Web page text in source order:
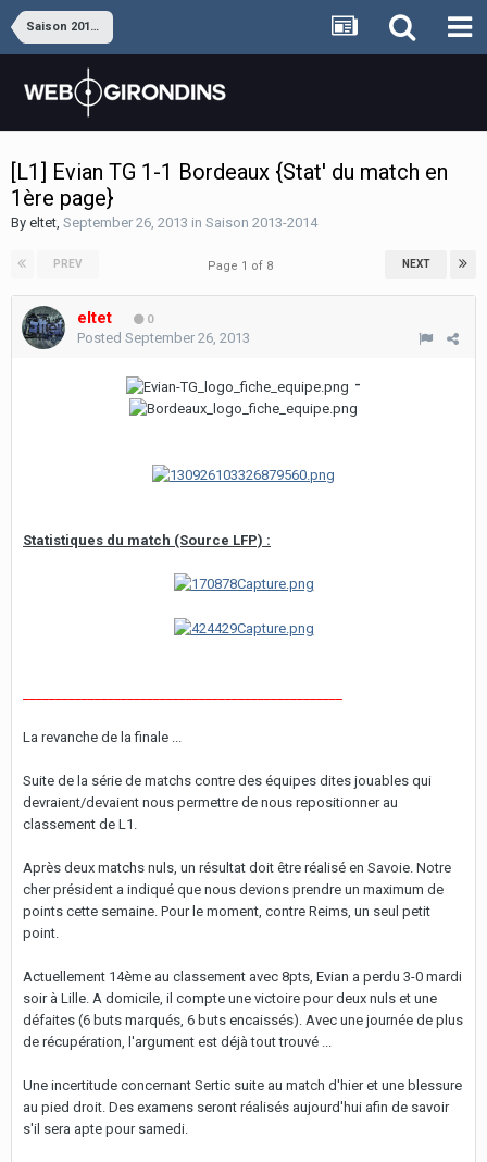
Saison 2013-2014
[L1] Evian TG 1-1 Bordeaux {Stat' du match en
1ère page}
By eltet, September 26, 2013 in Saison 2013-2014
PREV NEXT
Page 1 of 8
eltet 0
Posted September 26, 2013
-
Statistiques du match (Source LFP) :
La revanche de la finale ...
Suite de la série de matchs contre des équipes dites jouables qui
devraient/devaient nous permettre de nous repositionner au
classement de L1.
Après deux matchs nuls, un résultat doit être réalisé en Savoie. Notre
cher président a indiqué que nous devions prendre un maximum de
points cette semaine. Pour le moment, contre Reims, un seul petit
point.
Actuellement 14ème au classement avec 8pts, Evian a perdu 3-0 mardi
soir à Lille. A domicile, il compte une victoire pour deux nuls et une
défaites (6 buts marqués, 6 buts encaissés). Avec une journée de plus
de récupération, l'argument est déjà tout trouvé ...
Une incertitude concernant Sertic suite au match d'hier et une blessure
au pied droit. Des examens seront réalisés aujourd'hui afin de savoir
s'il sera apte pour samedi.